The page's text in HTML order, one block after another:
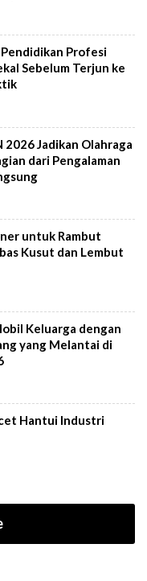
Profesi
Sebelum Terjun ke
2026 Jadikan Olahraga
dari Pengalaman
untuk Rambut
Kusut dan Lembut
Keluarga dengan
yang Melantai di
Hantui Industri